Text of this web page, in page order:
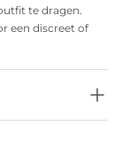
te dragen.
een discreet of